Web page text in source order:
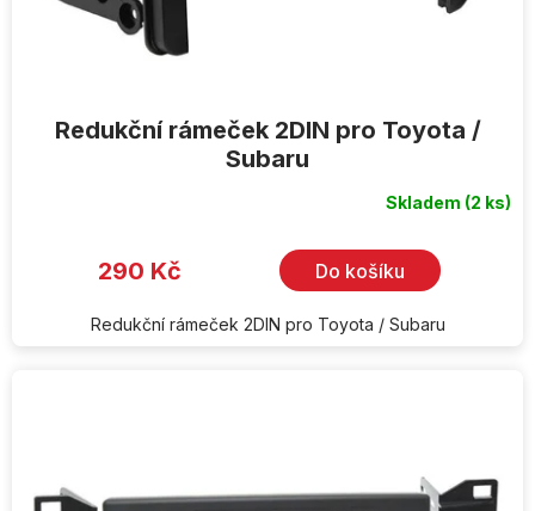
Redukční rámeček 2DIN pro Toyota /
Subaru
Skladem (2 ks)
290 Kč Do košíku
Redukční rámeček 2DIN pro Toyota / Subaru